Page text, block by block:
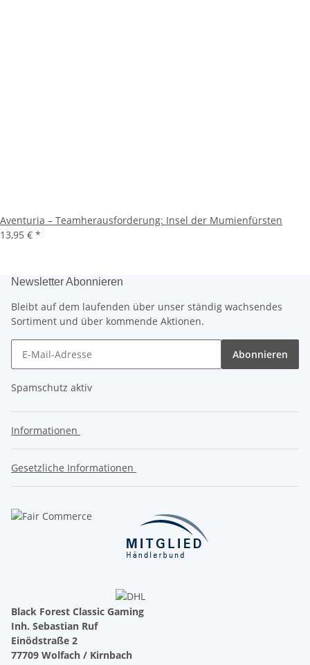
Aventuria – Teamherausforderung: Insel der Mumienfürsten
13,95 € *
Newsletter Abonnieren
Bleibt auf dem laufenden über unser ständig wachsendes
Sortiment und über kommende Aktionen.
Abonnieren
Spamschutz aktiv
Informationen
Gesetzliche Informationen
Black Forest Classic Gaming
Inh. Sebastian Ruf
Einödstraße 2
77709 Wolfach / Kirnbach